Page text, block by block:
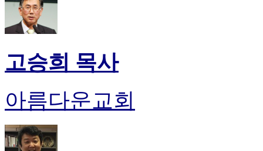
고승희 목사
아름다운교회